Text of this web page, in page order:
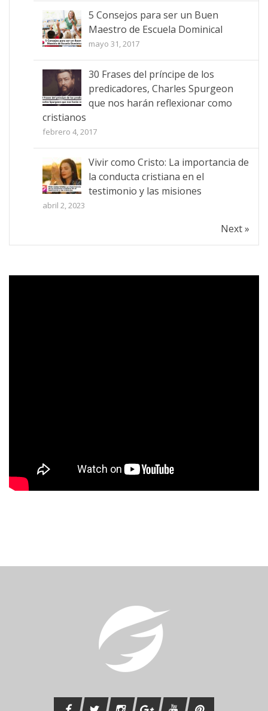
5 Consejos para ser un Buen
Maestro de Escuela Dominical
mayo 31, 2017
30 Frases del príncipe de los
predicadores, Charles Spurgeon
que nos harán reflexionar como
cristianos
febrero 4, 2017
Vivir como Cristo: La importancia de
la conducta cristiana en el
testimonio y las misiones
abril 2, 2023
Next »